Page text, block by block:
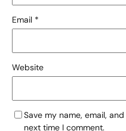
Email *
Website
Save my name, email,
next time I comment.